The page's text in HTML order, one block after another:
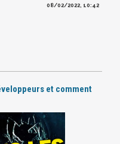
08/02/2022, 10:42
et comment